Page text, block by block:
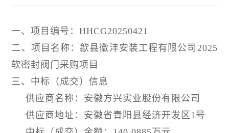
一、项目编号：HHCG20250421
二、项目名称：歙县徽沣安装工程有限公司2025
软密封阀门采购项目
三、中标（成交）信息
供应商名称：安徽方兴实业股份有限公司
供应商地址：安徽省青阳县经济开发区1号